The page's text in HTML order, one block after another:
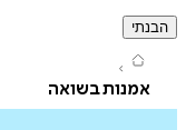
בשואה